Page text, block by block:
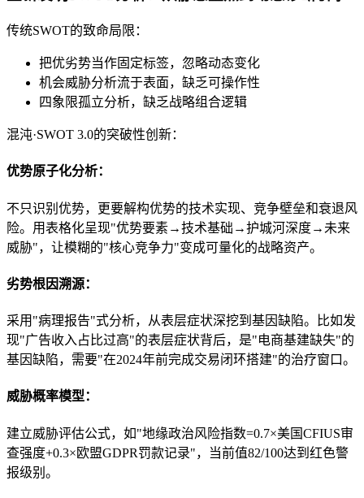
传统SWOT的致命局限：
把优劣势当作固定标签，忽略动态变化
机会威胁分析流于表面，缺乏可操作性
四象限孤立分析，缺乏战略组合逻辑
混沌·SWOT 3.0的突破性创新：
优势原子化分析：
不只识别优势，更要解构优势的技术实现、竞争壁垒和衰退风
险。用表格化呈现"优势要素→技术基础→护城河深度→未来
威胁"，让模糊的"核心竞争力"变成可量化的战略资产。
劣势根因溯源：
采用"病理报告"式分析，从表层症状深挖到基因缺陷。比如发
现"广告收入占比过高"的表层症状背后，是"电商基建缺失"的
基因缺陷，需要"在2024年前完成交易闭环搭建"的治疗窗口。
威胁概率模型：
建立威胁评估公式，如"地缘政治风险指数=0.7×美国CFIUS审
查强度+0.3×欧盟GDPR罚款记录"，当前值82/100达到红色警
报级别。